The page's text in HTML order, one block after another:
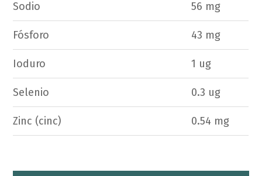
Sodio 56 mg
Fósforo 43 mg
Ioduro 1 ug
Selenio 0.3 ug
Zinc (cinc) 0.54 mg